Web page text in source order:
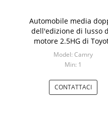
Automobile media
dell'edizione di lusso
motore 2.5HG di
Camry 2021 ibridi
Model: Camry
Min: 1
CONTATTACI